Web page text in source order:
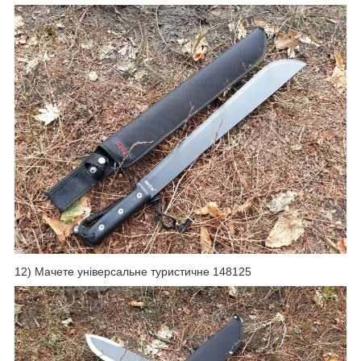
12) Мачете універсальне туристичне 148125